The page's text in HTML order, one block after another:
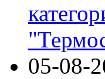
05-08-